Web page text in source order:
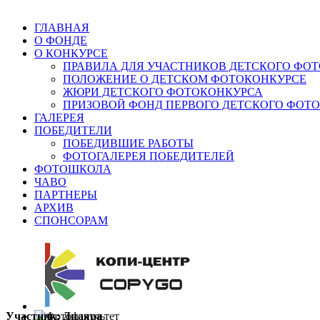
ГЛАВНАЯ
О ФОНДЕ
О КОНКУРСЕ
ПРАВИЛА ДЛЯ УЧАСТНИКОВ ДЕТСКОГО
ПОЛОЖЕНИЕ О ДЕТСКОМ ФОТОКОНКУРСЕ
ЖЮРИ ДЕТСКОГО ФОТОКОНКУРСА
ПРИЗОВОЙ ФОНД ПЕРВОГО ДЕТСКОГО
ГАЛЕРЕЯ
ПОБЕДИТЕЛИ
ПОБЕДИВШИЕ РАБОТЫ
ФОТОГАЛЕРЕЯ ПОБЕДИТЕЛЕЙ
ФОТОШКОЛА
ЧАВО
ПАРТНЕРЫ
АРХИВ
СПОНСОРАМ
Участник: Диляра